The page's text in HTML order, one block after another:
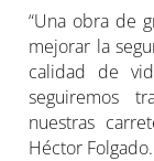
“Una obra de
mejorar la
calidad de
seguiremos
nuestras
Héctor Folgado.